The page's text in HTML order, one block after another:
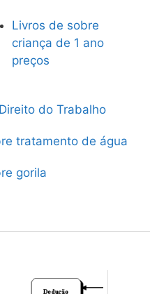
Livros de sobre
criança de 1 ano
preços
do Trabalho
tratamento de água
gorila